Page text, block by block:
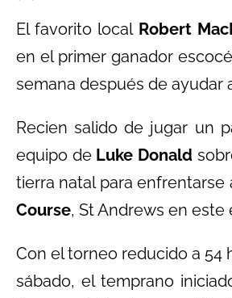
El favorito localRobert
en el primer ganador
semana después de ayudar
Recien salido de jugar un
equipo deLuke Donald
tierra natal para enfrentarse
Course, St Andrews en este
Con el torneo reducido a 54
sábado, el temprano